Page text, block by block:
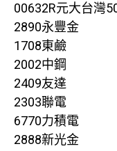
00632R元大台灣
2890永豐金
1708東鹼
2002中鋼
2409友達
2303聯電
6770力積電
2888新光金